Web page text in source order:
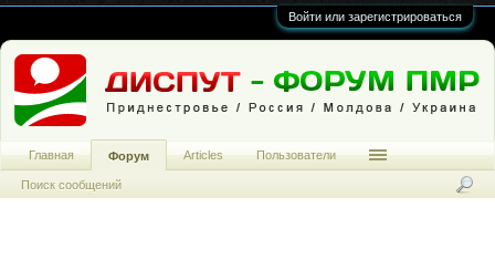
Войти или зарегистрироваться
Главная Форум
Поиск сообщений
Articles Пользователи